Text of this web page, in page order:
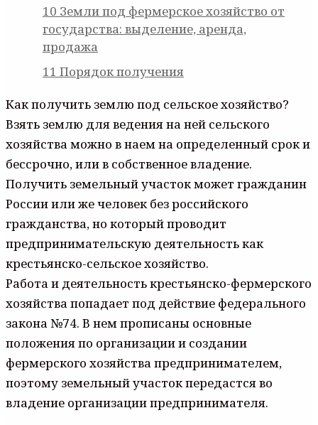
10 Земли под фермерское хозяйство от
государства: выделение, аренда,
продажа
11 Порядок получения
Как получить землю под сельское хозяйство?
Взять землю для ведения на ней сельского
хозяйства можно в наем на определенный срок и
бессрочно, или в собственное владение.
Получить земельный участок может гражданин
России или же человек без российского
гражданства, но который проводит
предпринимательскую деятельность как
крестьянско-сельское хозяйство.
Работа и деятельность крестьянско-фермерского
хозяйства попадает под действие федерального
закона №74. В нем прописаны основные
положения по организации и создании
фермерского хозяйства предпринимателем,
поэтому земельный участок передастся во
владение организации предпринимателя.